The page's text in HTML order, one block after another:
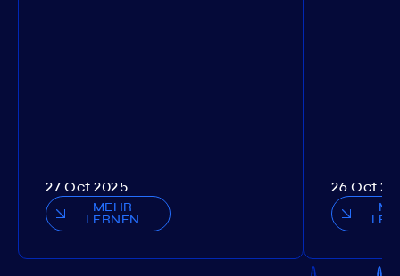
27 Oct 2025
MEHR
LERNEN
26 Oct